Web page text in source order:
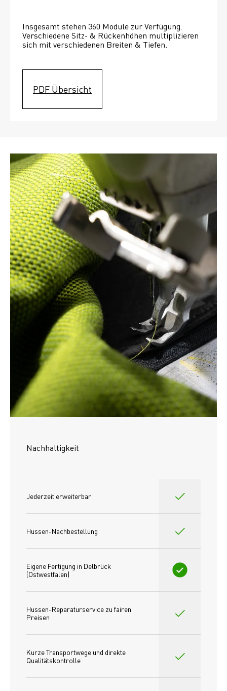
Insgesamt stehen 360 Module zur Verfügung.
Verschiedene Sitz- & Rückenhöhen multiplizieren
sich mit verschiedenen Breiten & Tiefen.
PDF Übersicht
Nachhaltigkeit
Jederzeit erweiterbar
Hussen-Nachbestellung
Eigene Fertigung in Delbrück
(Ostwestfalen)
Hussen-Reparaturservice zu fairen
Preisen​
Kurze Transportwege und direkte
Qualitätskontrolle